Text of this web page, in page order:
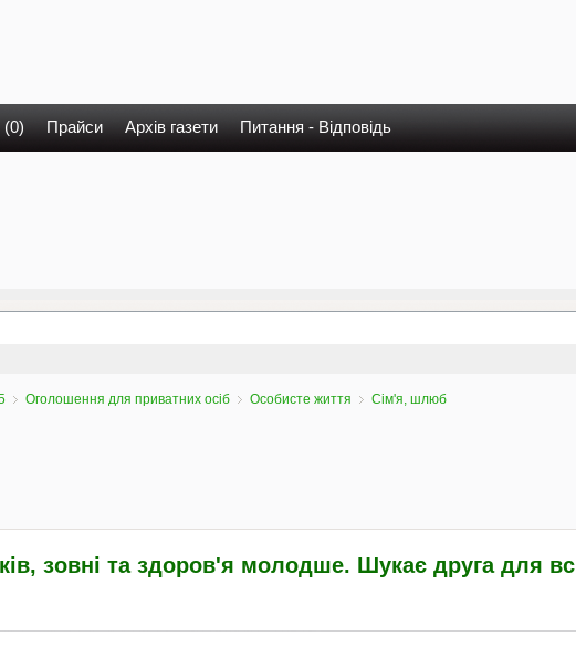
(0) Прайси Архів газети Питання - Відповідь
Оголошення для приватних осіб Особисте життя Сім'я, шлюб
зовні та здоров'я молодше. Шукає друга для вс